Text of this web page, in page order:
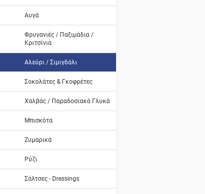
Αυγά
Φρυγανιές / Παξιμάδια /
Κριτσίνια
Αλεύρι / Σιμιγδάλι
Σοκολάτες & Γκοφρέτες
Χαλβάς / Παραδοσιακά Γλυκά
Μπισκότα
Ζυμαρικά
Ρύζι
Σάλτσες - Dressings